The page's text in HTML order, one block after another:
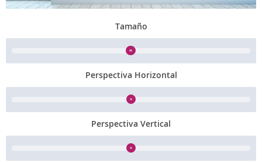
Tamaño
Perspectiva Horizontal
Perspectiva Vertical